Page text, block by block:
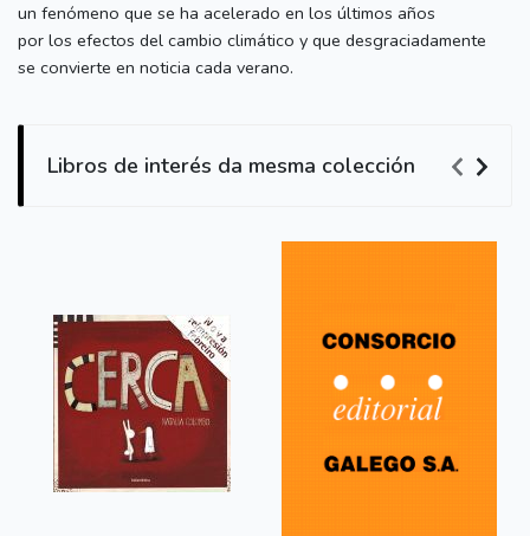
un fenómeno que se ha acelerado en los últimos años
por los efectos del cambio climático y que desgraciadamente
se convierte en noticia cada verano.
Libros de interés da mesma colección